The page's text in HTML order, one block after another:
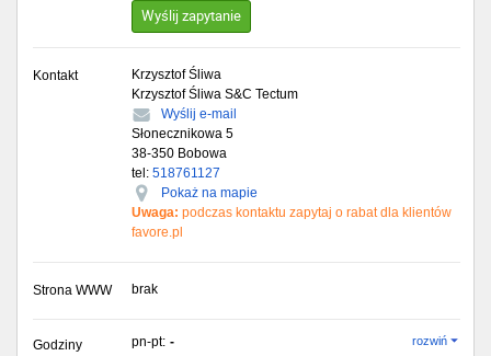
Wyślij zapytanie
Kontakt
Krzysztof Śliwa
Krzysztof Śliwa S&C Tectum
Wyślij e-mail
Słonecznikowa 5
38-350 Bobowa
tel: 518761127
Pokaż na mapie
Uwaga: podczas kontaktu zapytaj o rabat dla klientów
favore.pl
Strona WWW brak
Godziny pn-pt: - rozwiń